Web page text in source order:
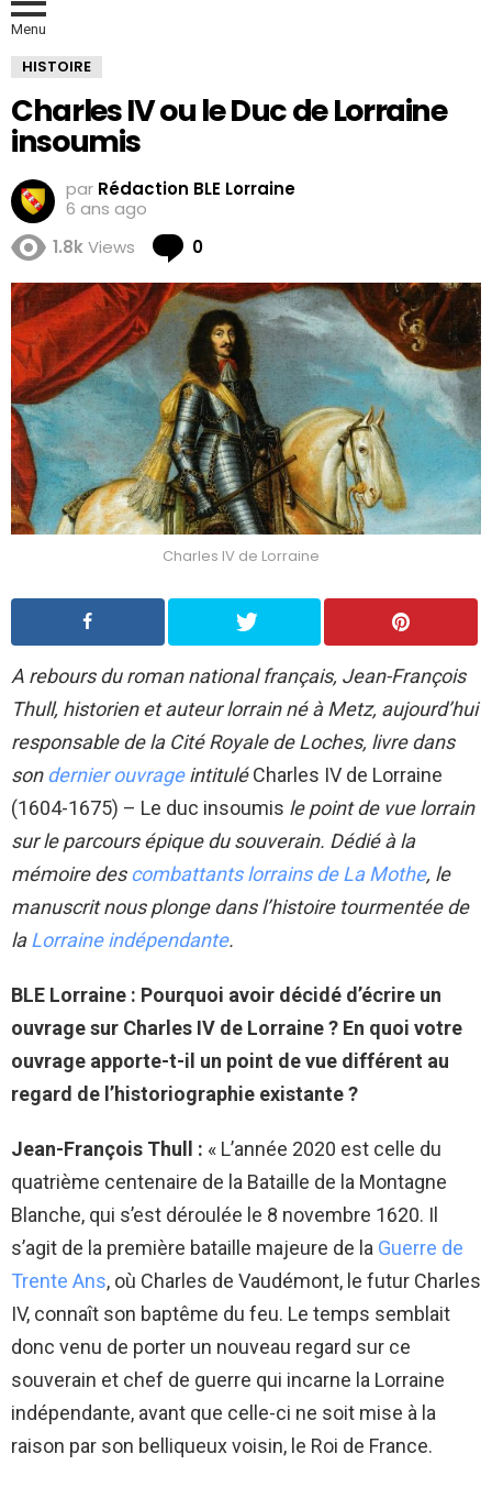
Menu
HISTOIRE
Charles IV ou le Duc de Lorraine
insoumis
par Rédaction BLE Lorraine
6 ans ago
1.8kViews 0
Charles IV de Lorraine
A rebours du roman national français, Jean-François
Thull, historien et auteur lorrain né à Metz, aujourd’hui
responsable de la Cité Royale de Loches, livre dans
sondernier ouvrageintituléCharles IV de Lorraine
(1604-1675) – Le duc insoumis le point de vue lorrain
sur le parcours épique du souverain. Dédié à la
mémoire descombattants lorrains de La Mothe, le
manuscrit nous plonge dans l’histoire tourmentée de
laLorraine indépendante.
BLE Lorraine : Pourquoi avoir décidé d’écrire un
ouvrage sur Charles IV de Lorraine ? En quoi votre
ouvrage apporte-t-il un point de vue différent au
regard de l’historiographie existante ?
Jean-François Thull : « L’année 2020 est celle du
quatrième centenaire de la Bataille de la Montagne
Blanche, qui s’est déroulée le 8 novembre 1620. Il
s’agit de la première bataille majeure de la Guerre de
Trente Ans, où Charles de Vaudémont, le futur Charles
IV, connaît son baptême du feu. Le temps semblait
donc venu de porter un nouveau regard sur ce
souverain et chef de guerre qui incarne la Lorraine
indépendante, avant que celle-ci ne soit mise à la
raison par son belliqueux voisin, le Roi de France.